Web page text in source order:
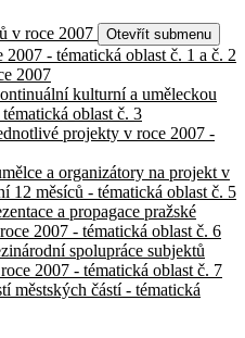
v roce 2007 Otevřít submenu
- tématická oblast č. 1 a č. 2
2007
kulturní a uměleckou
oblast č. 3
projekty v roce 2007 -
a organizátory na projekt v
12 měsíců - tématická oblast č. 5
a propagace pražské
2007 - tématická oblast č. 6
spolupráce subjektů
2007 - tématická oblast č. 7
městských částí - tématická